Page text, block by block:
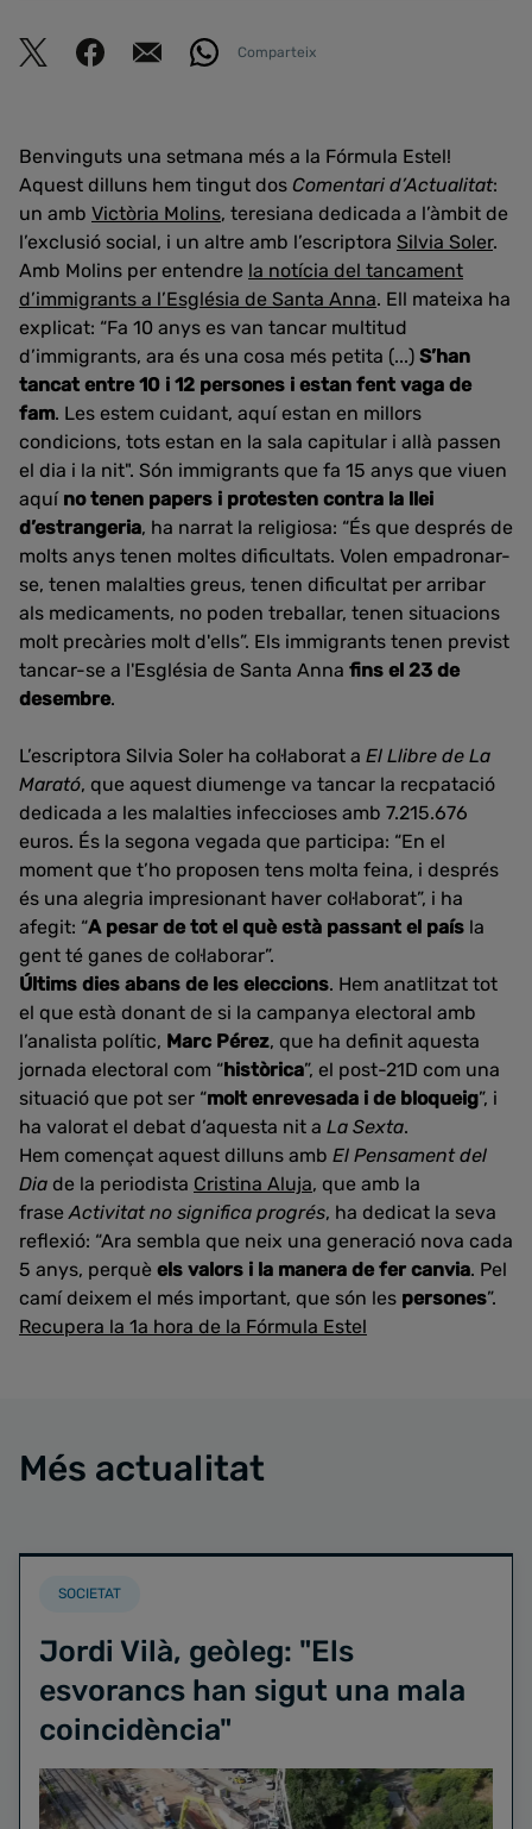
Comparteix
Benvinguts una setmana més a la Fórmula Estel!
Aquest dilluns hem tingut dos Comentari d’Actualitat:
un amb Victòria Molins, teresiana dedicada a l’àmbit de
l’exclusió social, i un altre amb l’escriptora Silvia Soler.
Amb Molins per entendre la notícia del tancament
d’immigrants a l’Església de Santa Anna. Ell mateixa ha
explicat: “Fa 10 anys es van tancar multitud
d’immigrants, ara és una cosa més petita (...) S’han
tancat entre 10 i 12 persones i estan fent vaga de
fam. Les estem cuidant, aquí estan en millors
condicions, tots estan en la sala capitular i allà passen
el dia i la nit". Són immigrants que fa 15 anys que viuen
aquí no tenen papers i protesten contra la llei
d’estrangeria, ha narrat la religiosa: “És que després de
molts anys tenen moltes dificultats. Volen empadronar-
se, tenen malalties greus, tenen dificultat per arribar
als medicaments, no poden treballar, tenen situacions
molt precàries molt d'ells”. Els immigrants tenen previst
tancar-se a l'Església de Santa Anna fins el 23 de
desembre.
L’escriptora Silvia Soler ha col·laborat a El Llibre de La
Marató, que aquest diumenge va tancar la recpatació
dedicada a les malalties infeccioses amb 7.215.676
euros. És la segona vegada que participa: “En el
moment que t’ho proposen tens molta feina, i després
és una alegria impresionant haver col·laborat”, i ha
afegit: “A pesar de tot el què està passant el país la
gent té ganes de col·laborar”.
Últims dies abans de les eleccions. Hem anatlitzat tot
el que està donant de si la campanya electoral amb
l’analista polític, Marc Pérez, que ha definit aquesta
jornada electoral com “històrica”, el post-21D com una
situació que pot ser “molt enrevesada i de bloqueig”, i
ha valorat el debat d’aquesta nit a La Sexta.
Hem començat aquest dilluns amb El Pensament del
Dia de la periodista Cristina Aluja, que amb la
fraseActivitat no significa progrés, ha dedicat la seva
reflexió: “Ara sembla que neix una generació nova cada
5 anys, perquè els valors i la manera de fer canvia. Pel
camí deixem el més important, que són les persones”.
Recupera la 1a hora de la Fórmula Estel
Més actualitat
SOCIETAT
Jordi Vilà, geòleg: "Els
esvorancs han sigut una mala
coincidència"